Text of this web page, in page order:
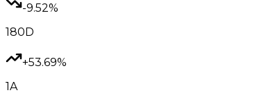
-9.52%
180D
+53.69%
1A